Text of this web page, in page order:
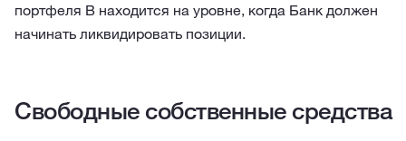
портфеля В находится на уровне, когда Банк должен
начинать ликвидировать позиции.
Свободные собственные средства